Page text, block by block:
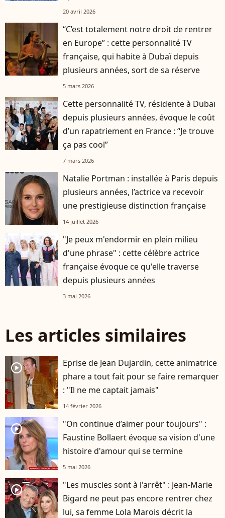
20 avril 2026
“C’est totalement notre droit de rentrer
en Europe” : cette personnalité TV
française, qui habite à Dubaï depuis
plusieurs années, sort de sa réserve
5 mars 2026
Cette personnalité TV, résidente à Dubaï
depuis plusieurs années, évoque le coût
d’un rapatriement en France : “Je trouve
ça pas cool”
7 mars 2026
Natalie Portman : installée à Paris depuis
plusieurs années, l’actrice va recevoir
une prestigieuse distinction française
14 juillet 2026
"Je peux m'endormir en plein milieu
d'une phrase" : cette célèbre actrice
française évoque ce qu'elle traverse
depuis plusieurs années
3 mai 2026
Les articles similaires
player2
Eprise de Jean Dujardin, cette animatrice
phare a tout fait pour se faire remarquer
: "Il ne me captait jamais"
14 février 2026
player2
"On continue d’aimer pour toujours" :
Faustine Bollaert évoque sa vision d'une
histoire d'amour qui se termine
5 mai 2026
player2
"Les muscles sont à l'arrêt" : Jean-Marie
Bigard ne peut pas encore rentrer chez
lui, sa femme Lola Marois décrit la